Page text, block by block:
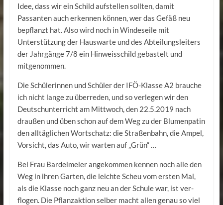
Idee, dass wir ein Schild aufstellen sollten, damit
Passanten auch erkennen können, wer das Gefäß neu
bepflanzt hat. Also wird noch in Windeseile mit
Unterstützung der Hauswarte und des Abteilungs­leiters
der Jahrgänge 7/8 ein Hinweisschild gebastelt und
mitgenommen.
Die Schülerinnen und Schüler der IFÖ-Klasse A2 brauche
ich nicht lange zu überreden, und so verlegen wir den
Deutschunterricht am Mittwoch, den 22.5.2019 nach
draußen und üben schon auf dem Weg zu der Blumenpatin
den alltäglichen Wortschatz: die Straßenbahn, die Ampel,
Vorsicht, das Auto, wir warten auf „Grün“ …
Bei Frau Bardelmeier angekommen kennen noch alle den
Weg in ihren Garten, die leichte Scheu vom ersten Mal,
als die Klasse noch ganz neu an der Schule war, ist ver­
flogen. Die Pflanzaktion selber macht allen genau so viel